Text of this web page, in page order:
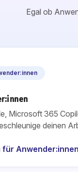
Egal ob
Microsoft 365
deinen
für